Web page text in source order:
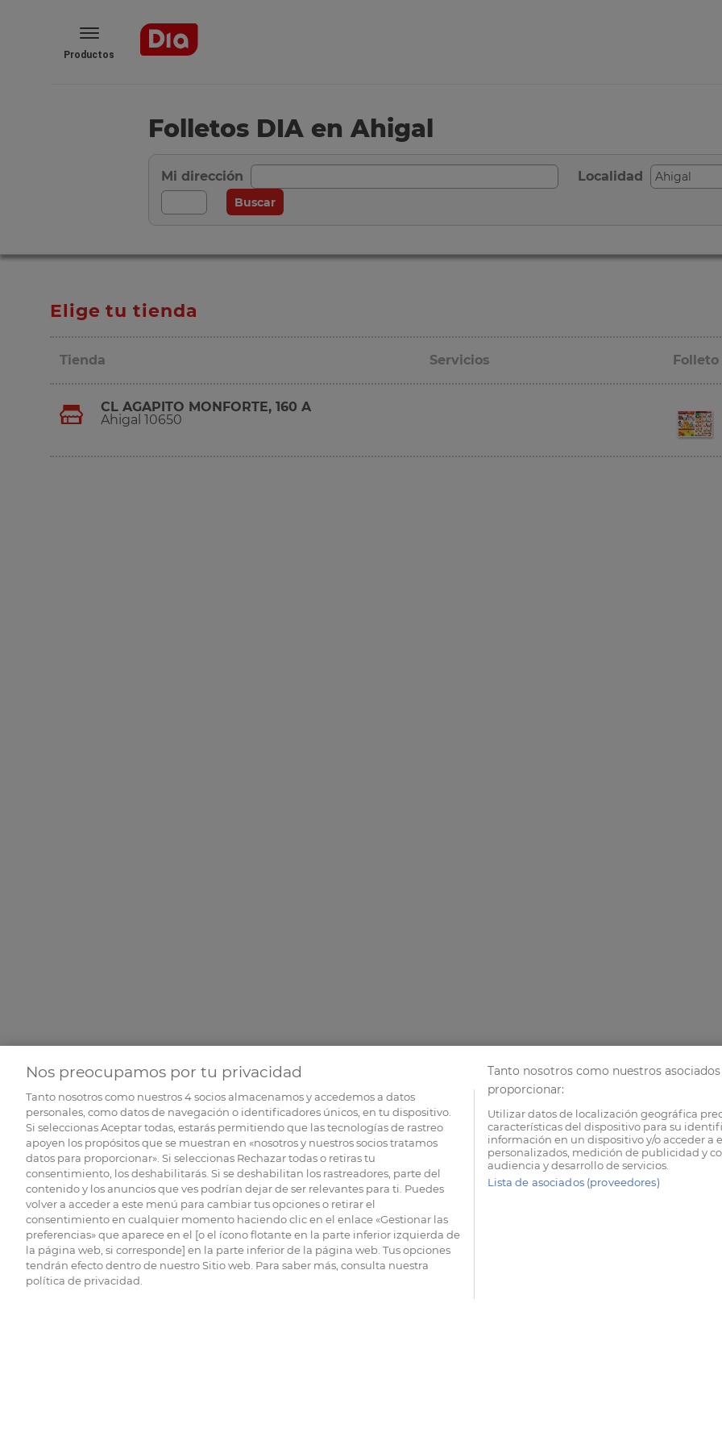
Productos
Folletos DIA en Ahigal
Mi dirección Localidad
Elige tu tienda
Tienda Servicios
CL AGAPITO MONFORTE, 160 A
Ahigal 10650
Nos preocupamos por tu privacidad
Tanto nosotros como nuestros4socios almacenamos y accedemos a datos
personales, como datos de navegación o identificadores únicos, en tu dispositivo.
Si seleccionas Aceptar todas, estarás permitiendo que las tecnologías de rastreo
apoyen los propósitos que se muestran en «nosotros y nuestros socios tratamos
datos para proporcionar». Si seleccionas Rechazar todas o retiras tu
consentimiento, los deshabilitarás. Si se deshabilitan los rastreadores, parte del
contenido y los anuncios que ves podrían dejar de ser relevantes para ti. Puedes
volver a acceder a este menú para cambiar tus opciones o retirar el
consentimiento en cualquier momento haciendo clic en el enlace «Gestionar las
preferencias» que aparece en el [o el ícono flotante en la parte inferior izquierda de
la página web, si corresponde] en la parte inferior de la página web. Tus opciones
tendrán efecto dentro de nuestro Sitio web. Para saber más, consulta nuestra
política de privacidad.
Tanto nosotros como nuestros
proporcionar:
Utilizar datos de localización geográfica
características del dispositivo para su
información en un dispositivo y/o acceder a
personalizados, medición de publicidad y
audiencia y desarrollo de servicios.
Lista de asociados (proveedores)